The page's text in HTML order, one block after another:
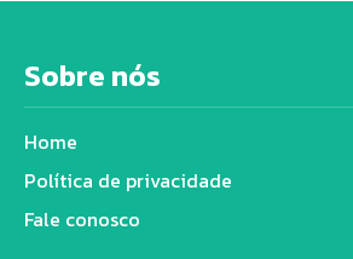
Sobre nós
Home
Política de privacidade
Fale conosco